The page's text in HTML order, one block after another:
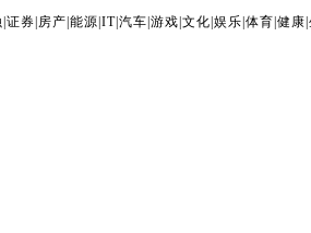
证券 房产 能源 IT| 汽车 游戏 文化 娱乐 体育 健康